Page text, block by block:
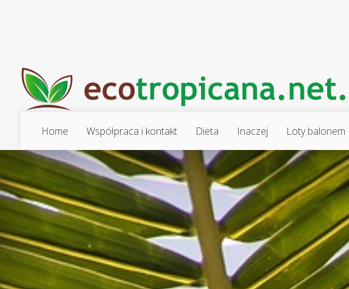
Home Współpraca i kontakt Dieta Inaczej Loty balonem